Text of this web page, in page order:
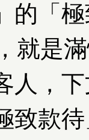
的「
就是
人，
致款